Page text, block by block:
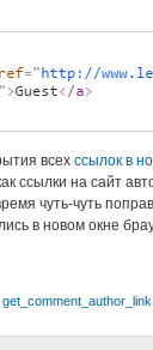
всех ссылок в
ссылки на сайт
чуть-чуть
в новом окне
get_comment_author_link